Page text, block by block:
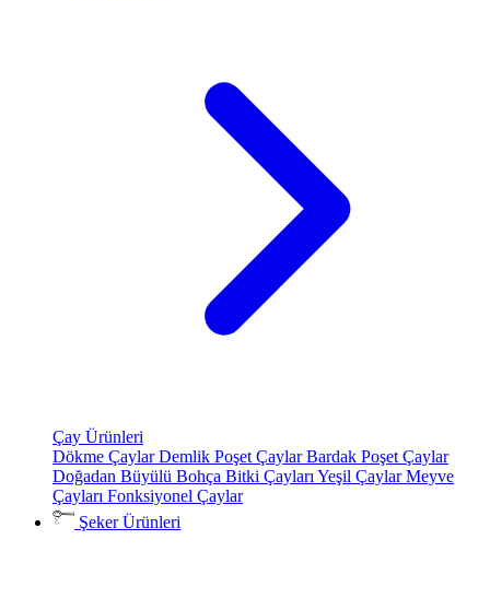
Çay Ürünleri
Dökme ÇaylarDemlik Poşet ÇaylarBardak Poşet Çaylar
Doğadan Büyülü Bohça Bitki Çayları Yeşil ÇaylarMeyve
Çayları Fonksiyonel Çaylar
Şeker Ürünleri